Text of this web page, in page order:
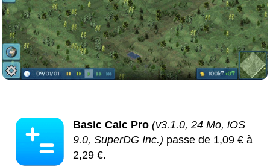
Basic Calc Pro (v3.1.0, 24 Mo, iOS
9.0, SuperDG Inc.) passe de 1,09 € à
2,29 €.